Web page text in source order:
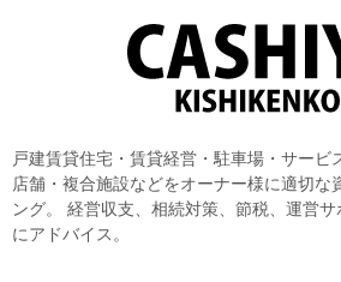
ス
キ
ッ
プ
戸建賃貸住宅・賃貸経営・駐車場・サービ
店舗・複合施設などをオーナー様に適切な
ング。 経営収支、相続対策、節税、運営
にアドバイス。